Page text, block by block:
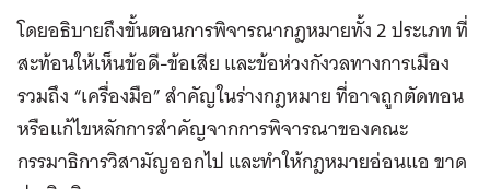
โดยอธิบายถึงขั้นตอนการพิจารณากฎหมายทั้ง 2 ประเภท ที่
สะท้อนให้เห็นข้อดี-ข้อเสีย และข้อห่วงกังวลทางการเมือง
รวมถึง “เครื่องมือ” สำคัญในร่างกฎหมาย ที่อาจถูกตัดทอน
หรือแก้ไขหลักการสำคัญจากการพิจารณาของคณะ
กรรมาธิการวิสามัญออกไป และทำให้กฎหมายอ่อนแอ ขาด